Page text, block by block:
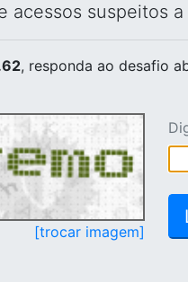
acessos suspeitos
, responda ao desafio
[trocar imagem]